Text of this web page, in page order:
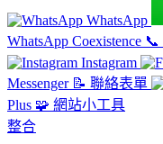
WhatsApp
WhatsApp Coexistence 📞
Instagram
Messenger 📝 聯絡表單
Plus 🧩 網站小工具
整合